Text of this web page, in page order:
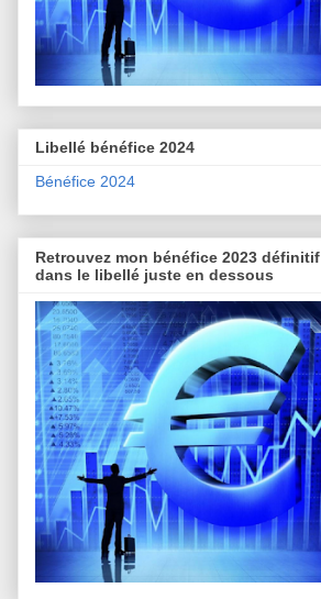
Libellé bénéfice 2024
Bénéfice 2024
Retrouvez mon bénéfice 2023 définitif
dans le libellé juste en dessous